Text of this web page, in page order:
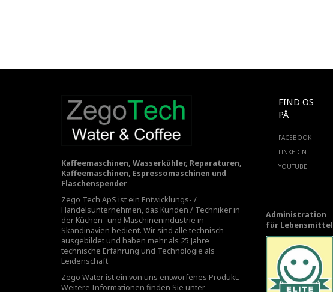
Kaffeemaschinen, Wasserkühler, Reparaturen,
Kaffeemaschinen, Espressomaschinen und
Flaschenspender
Zego Tech ApS ist ein Entwicklungs- /
Handelsunternehmen, das Kunden / Techniker in
der Küchen- und Maschinenindustrie in
Skandinavien bedient. Wir sind alle technisch
ausgebildet und haben mehr als 25 Jahre
technische Erfahrung und Technologie als
Leidenschaft.
Zego Water ist ein von uns entworfenes Produkt.
Weitere Informationen finden Sie unter
FIND OS
PÅ
FACEBOOK
LINKEDIN
YOUTUBE
Administration
für Lebensmittel